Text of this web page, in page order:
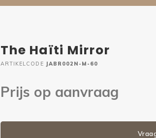
The Haïti Mirror
ARTIKELCODE JABR002N-M-60
Prijs op aanvraag